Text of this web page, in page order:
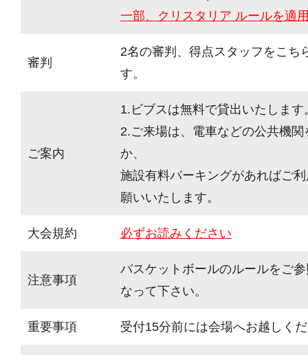
一部、クリスタリア ルールを適
審判
2名の審判、得点スタッフをこち
す。
ご案内
1.ビブスは無料で貸出いたします
2.ご来場は、電車などの公共機
か、
施設有料パーキングがあればご
願いいたします。
大会規約 必ずお読みください
注意事項
バスケットボールのルールをご
なって下さい。
重要事項 受付15分前には会場へお越しく